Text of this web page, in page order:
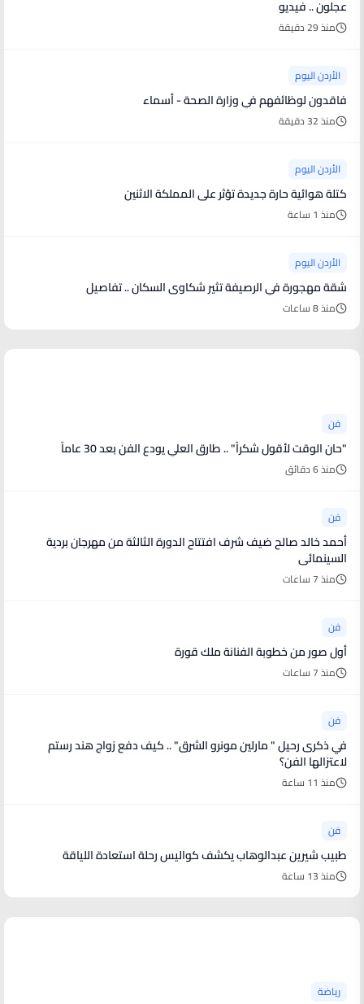
عجلون .. فيديو
منذ 29 دقيقة
الأردن اليوم
فاقدون لوظائفهم في وزارة الصحة - أسماء
منذ 32 دقيقة
الأردن اليوم
كتلة هوائية حارة جديدة تؤثر على المملكة الاثنين
منذ 1 ساعة
الأردن اليوم
شقة مهجورة في الرصيفة تثير شكاوى السكان .. تفاصيل
منذ 8 ساعات
فن
"حان الوقت لأقول شكراً" .. طارق العلي يودع الفن بعد 30 عاماً
منذ 6 دقائق
فن
أحمد خالد صالح ضيف شرف افتتاح الدورة الثالثة من مهرجان بردية
السينمائى
منذ 7 ساعات
فن
أول صور من خطوبة الفنانة ملك قورة
منذ 7 ساعات
فن
في ذكرى رحيل " مارلين مونرو الشرق" .. كيف دفع زواج هند رستم
لاعتزالها الفن؟
منذ 11 ساعة
فن
طبيب شيرين عبدالوهاب يكشف كواليس رحلة استعادة اللياقة
منذ 13 ساعة
رياضة